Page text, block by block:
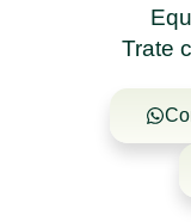
Trate